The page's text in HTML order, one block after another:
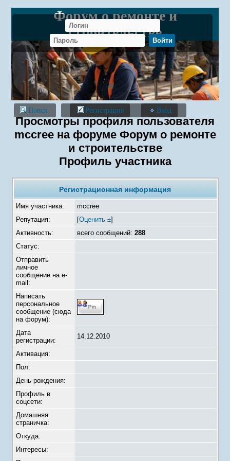
Форум о ремонте и
строительстве
Поиск Регистрация Вход
Просмотры профиля пользователя
mccree на форуме Форум о ремонте
и строительстве
Профиль участника
Регистрационная информация
Имя участника:
mccree
Репутация:
[Оценить ±]
Активность:
всего сообщений: 288
Статус:
Отправить
личное
сообщение на e-
mail:
Написать
персональное
сообщение (сюда
на форум):
Дата
регистрации:
14.12.2010
Активация:
Пол:
День рождения:
Профиль в
соцсети:
Домашняя
страничка:
Откуда:
Интересы: